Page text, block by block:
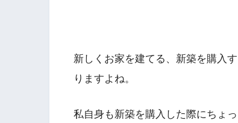
新しくお家を建てる、新築を購入
りますよね。
私自身も新築を購入した際にちょ